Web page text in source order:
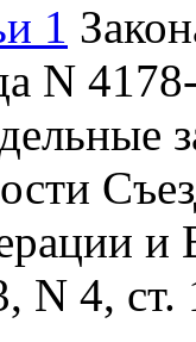
1
N
и
N 4, ст.